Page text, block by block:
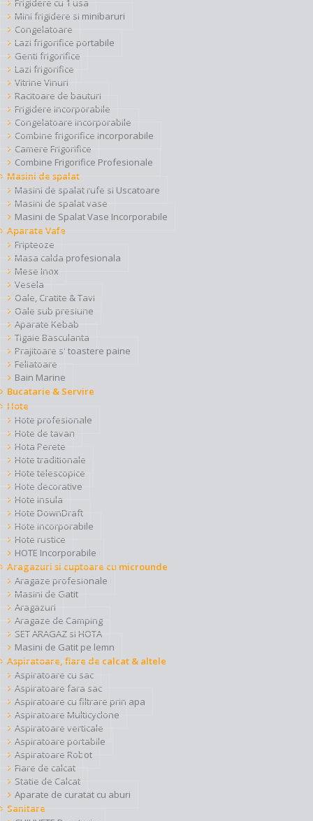
Frigidere cu 1 usa
Mini frigidere si minibaruri
Congelatoare
Lazi frigorifice portabile
Genti frigorifice
Lazi frigorifice
Vitrine Vinuri
Racitoare de bauturi
Frigidere incorporabile
Congelatoare incorporabile
Combine frigorifice incorporabile
Camere Frigorifice
Combine Frigorifice Profesionale
Masini de spalat
Masini de spalat rufe si Uscatoare
Masini de spalat vase
Masini de Spalat Vase Incorporabile
Aparate Vafe
Fripteoze
Masa calda profesionala
Mese Inox
Vesela
Oale, Cratite & Tavi
Oale sub presiune
Aparate Kebab
Tigaie Basculanta
Prajitoare si toastere paine
Feliatoare
Bain Marine
Bucatarie & Servire
Hote
Hote profesionale
Hote de tavan
Hota Perete
Hote traditionale
Hote telescopice
Hote decorative
Hote insula
Hote DownDraft
Hote incorporabile
Hote rustice
HOTE Incorporabile
Aragazuri si cuptoare cu microunde
Aragaze profesionale
Masini de Gatit
Aragazuri
Aragaze de Camping
SET ARAGAZ si HOTA
Masini de Gatit pe lemn
Aspiratoare, fiare de calcat & altele
Aspiratoare cu sac
Aspiratoare fara sac
Aspiratoare cu filtrare prin apa
Aspiratoare Multicyclone
Aspiratoare verticale
Aspiratoare portabile
Aspiratoare Robot
Fiare de calcat
Statie de Calcat
Aparate de curatat cu aburi
Sanitare